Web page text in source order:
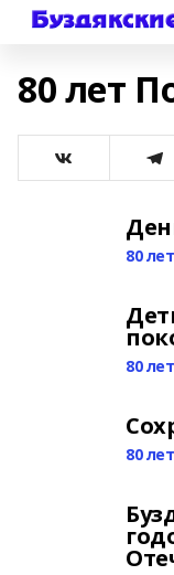
80 лет
80
80
80